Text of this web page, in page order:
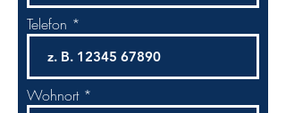
Telefon
Wohnort